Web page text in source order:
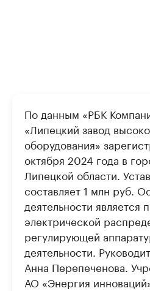
По данным «РБК
«Липецкий завод
оборудования»
октября 2024 года в
Липецкой области.
составляет 1 млн руб.
деятельности является
электрической
регулирующей
деятельности.
Анна Перепеченова.
АО «Энергия